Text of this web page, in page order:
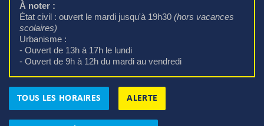
À noter :
État civil : ouvert le mardi jusqu'à 19h30 (hors vacances
scolaires)
Urbanisme :
- Ouvert de 13h à 17h le lundi
- Ouvert de 9h à 12h du mardi au vendredi
TOUS LES HORAIRES ALERTE